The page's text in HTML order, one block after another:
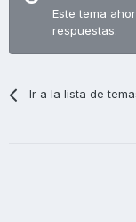
Este tema
respuestas.
Ir a la lista de